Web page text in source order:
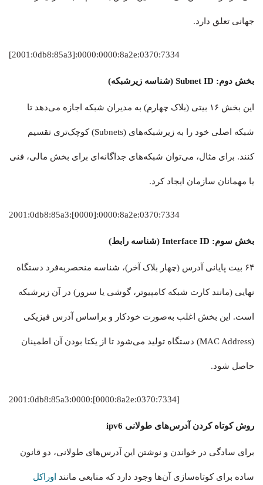
جهانی تعلق دارد.
[2001:0db8:85a3]:0000:0000:8a2e:0370:7334
بخش دوم: Subnet ID (شناسه زیرشبکه)
این بخش ۱۶ بیتی (بلاک چهارم) به مدیران شبکه اجازه می‌دهد تا
شبکه اصلی خود را به زیرشبکه‌های (Subnets) کوچک‌تری تقسیم
کنند. برای مثال، می‌توان شبکه‌های جداگانه‌ای برای بخش مالی، فنی
یا مهمانان سازمان ایجاد کرد.
2001:0db8:85a3:[0000]:0000:8a2e:0370:7334
بخش سوم: Interface ID (شناسه رابط)
۶۴ بیت پایانی آدرس (چهار بلاک آخر)، شناسه منحصربه‌فرد دستگاه
نهایی (مانند کارت شبکه کامپیوتر، گوشی یا سرور) در آن زیرشبکه
است. این بخش اغلب به‌صورت خودکار و براساس آدرس فیزیکی
(MAC Address) دستگاه تولید می‌شود تا از یکتا بودن آن اطمینان
حاصل شود.
2001:0db8:85a3:0000:[0000:8a2e:0370:7334]
روش کوتاه کردن آدرس‌های طولانی ipv6
برای سادگی در خواندن و نوشتن این آدرس‌های طولانی، دو قانون
ساده برای کوتاه‌سازی آن‌ها وجود دارد که منابعی مانند اوراکل